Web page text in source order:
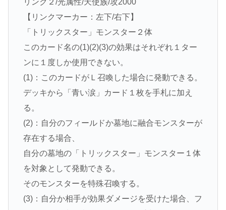
リンク２/光属性/天使族/攻2000
【リンクマーカー：左下/右下】
「トリックスター」モンスター２体
このカード名の(1)(2)(3)の効果はそれぞれ１ター
ンに１度しか使用できない。
(1)：このカードがＬ召喚した場合に発動できる。
デッキから「青い涙」カード１枚を手札に加え
る。
(2)：自分のフィールドか墓地に融合モンスターが
存在する場合、
自分の墓地の「トリックスター」モンスター１体
を対象として発動できる。
そのモンスターを特殊召喚する。
(3)：自分か相手が効果ダメージを受けた場合、フ